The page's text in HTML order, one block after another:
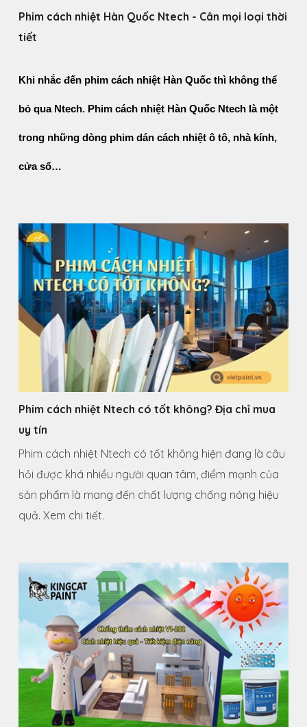
Phim cách nhiệt Hàn Quốc Ntech - Cân mọi loại thời
tiết
Khi nhắc đến phim cách nhiệt Hàn Quốc thì không thể
bỏ qua Ntech. Phim cách nhiệt Hàn Quốc Ntech là một
trong những dòng phim dán cách nhiệt ô tô, nhà kính,
cửa sổ…
Phim cách nhiệt Ntech có tốt không? Địa chỉ mua
uy tín
Phim cách nhiệt Ntech có tốt không hiện đang là câu
hỏi được khá nhiều người quan tâm, điểm mạnh của
sản phẩm là mang đến chất lượng chống nóng hiệu
quả. Xem chi tiết.